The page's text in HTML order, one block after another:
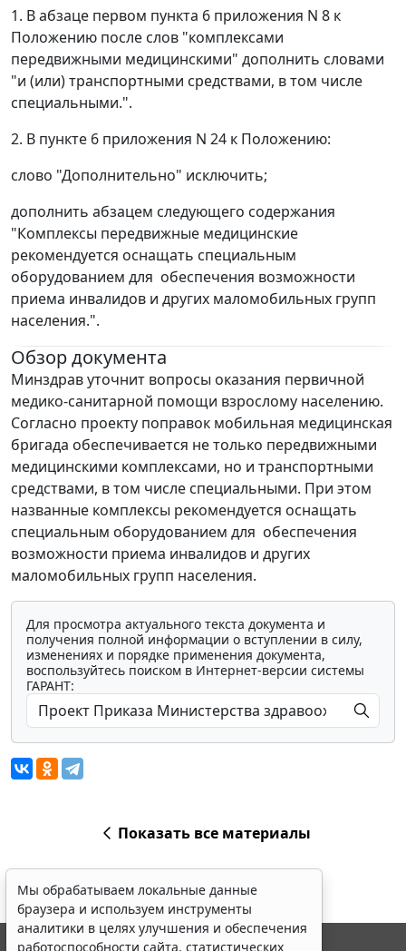
1. В абзаце первом пункта 6 приложения N 8 к
Положению после слов "комплексами
передвижными медицинскими" дополнить словами
"и (или) транспортными средствами, в том числе
специальными.".
2. В пункте 6 приложения N 24 к Положению:
слово "Дополнительно" исключить;
дополнить абзацем следующего содержания
"Комплексы передвижные медицинские
рекомендуется оснащать специальным
оборудованием для обеспечения возможности
приема инвалидов и других маломобильных групп
населения.".
Обзор документа
Минздрав уточнит вопросы оказания первичной
медико-санитарной помощи взрослому населению.
Согласно проекту поправок мобильная медицинская
бригада обеспечивается не только передвижными
медицинскими комплексами, но и транспортными
средствами, в том числе специальными. При этом
названные комплексы рекомендуется оснащать
специальным оборудованием для обеспечения
возможности приема инвалидов и других
маломобильных групп населения.
Для просмотра актуального текста документа и
получения полной информации о вступлении в силу,
изменениях и порядке применения документа,
воспользуйтесь поиском в Интернет-версии системы
ГАРАНТ:
Показать все материалы
Мы обрабатываем локальные данные
браузера и используем инструменты
аналитики в целях улучшения и обеспечения
работоспособности сайта, статистических